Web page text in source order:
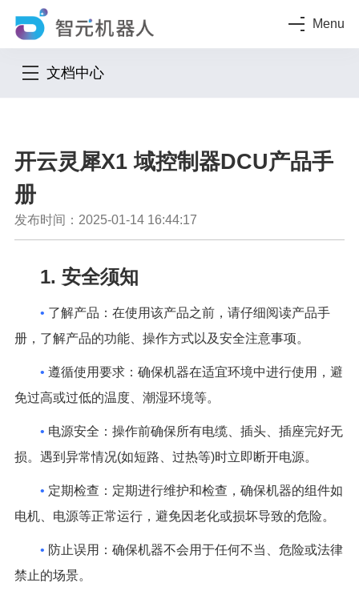
Menu
文档中心
开云灵犀X1 域控制器DCU产品手
册
发布时间：2025-01-14 16:44:17
1. 安全须知
• 了解产品：在使用该产品之前，请仔细阅读产品手
册，了解产品的功能、操作方式以及安全注意事项。
• 遵循使用要求：确保机器在适宜环境中进行使用，避
免过高或过低的温度、潮湿环境等。
• 电源安全：操作前确保所有电缆、插头、插座完好无
损。遇到异常情况(如短路、过热等)时立即断开电源。
• 定期检查：定期进行维护和检查，确保机器的组件如
电机、电源等正常运行，避免因老化或损坏导致的危险。
• 防止误用：确保机器不会用于任何不当、危险或法律
禁止的场景。